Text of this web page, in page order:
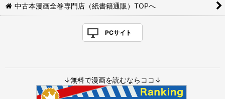
中古本漫画全巻専門店（紙書籍通販）TOPへ
PCサイト
↓無料で漫画を読むならココ↓